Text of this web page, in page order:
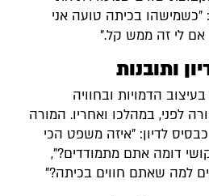
בכיתה טועה אני
אם לי זה ממש קל."
ותובנות
הדמויות ובחוויה
לפני, במהלכו ואחריו. המורה
לדיון: "איזה משפט הכי
דומה אתם מתמודדים?",
למה שאתם חווים בכיתה?"